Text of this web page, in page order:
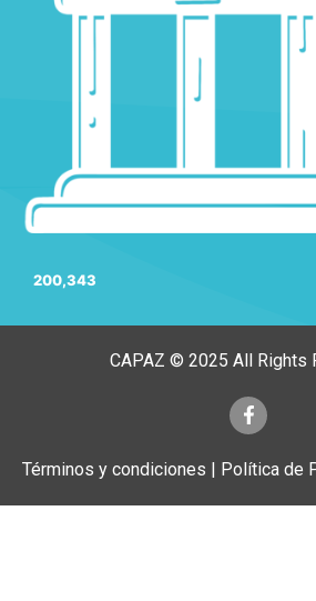
200,343
CAPAZ © 2025 All Rights
Términos y condiciones | Política de